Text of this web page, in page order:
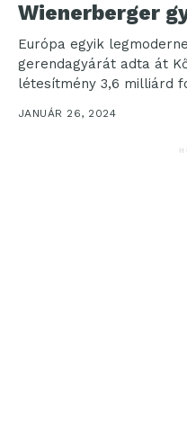
Wienerberger
Európa egyik
gerendagyárát adta át
létesítmény 3,6 milliárd
millió folyómétert...
JANUÁR 26, 2024